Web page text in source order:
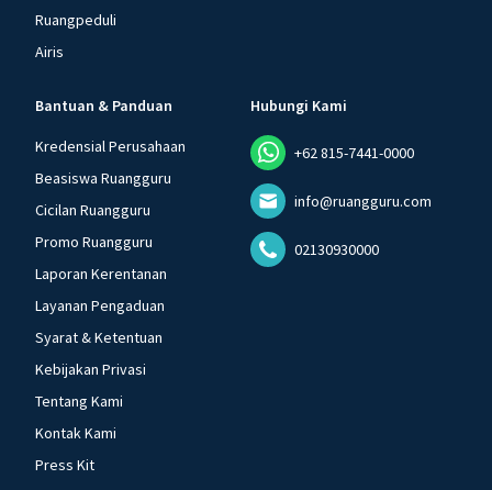
Ruangpeduli
Airis
Bantuan & Panduan
Kredensial Perusahaan
Beasiswa Ruangguru
Cicilan Ruangguru
Promo Ruangguru
Laporan Kerentanan
Layanan Pengaduan
Syarat & Ketentuan
Kebijakan Privasi
Tentang Kami
Kontak Kami
Press Kit
Hubungi Kami
+62 815-7441-0000
info@ruangguru.com
02130930000